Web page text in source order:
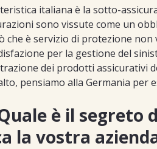
italiana è la sotto-
sono vissute come un
che è servizio di protezione non
per la gestione del
dei prodotti assicurativi
pensiamo alla Germania per
Quale è il segreto
la vostra